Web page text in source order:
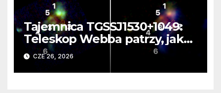
Tajemnica TGSSJ1530+1049:
Teleskop Webba patrzy, jak
rodzi się supergalaktyka i
monstrualna czarna dziura
CZE 26, 2026